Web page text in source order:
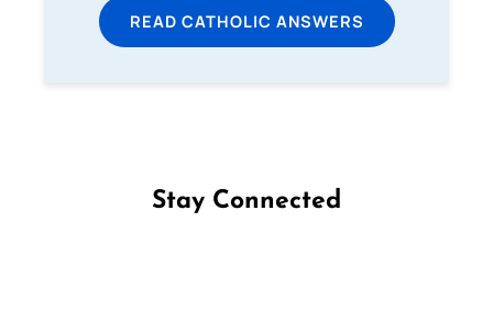
READ CATHOLIC ANSWERS
Stay Connected